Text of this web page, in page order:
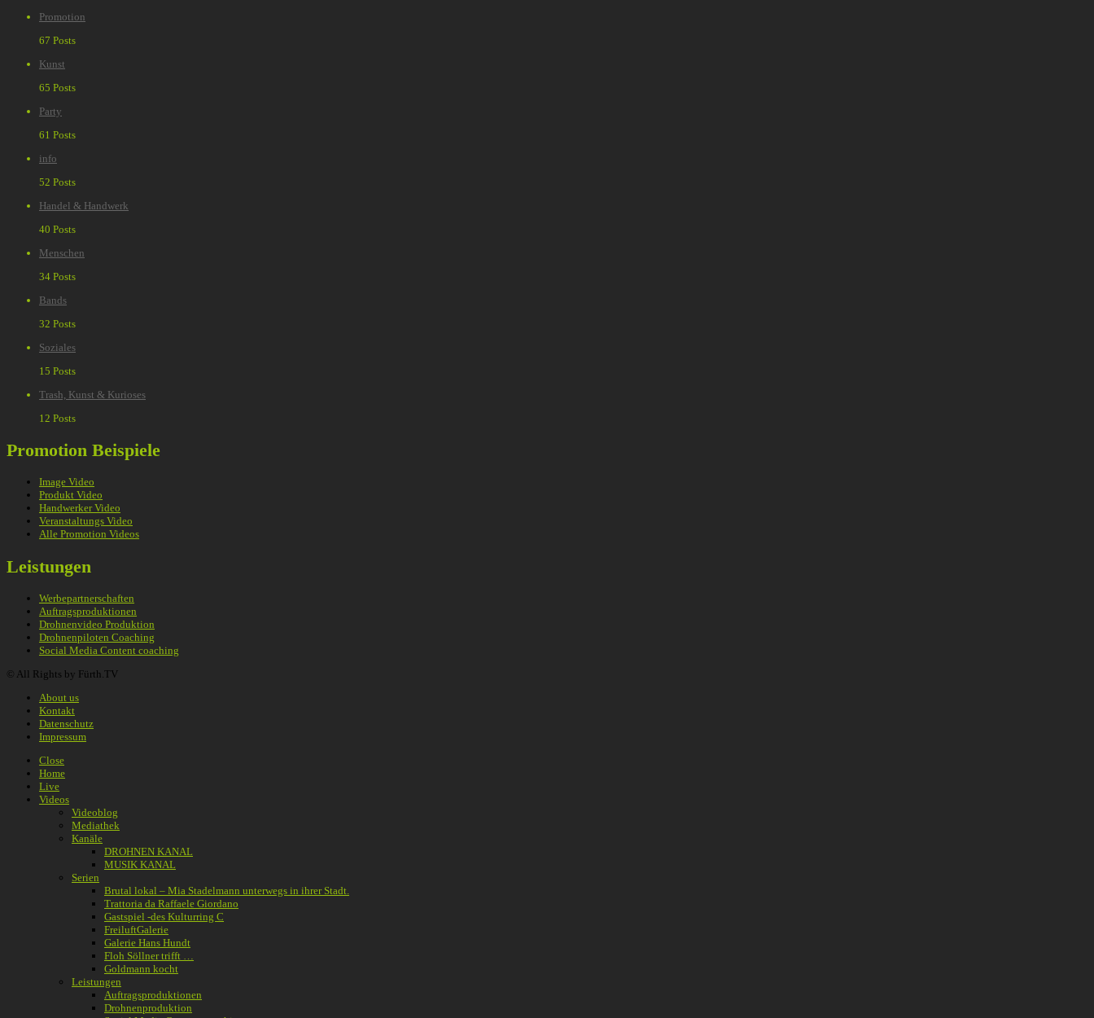
Promotion
67 Posts
Kunst
65 Posts
Party
61 Posts
info
52 Posts
Handel & Handwerk
40 Posts
Menschen
34 Posts
Bands
32 Posts
Soziales
15 Posts
Trash, Kunst & Kurioses
12 Posts
Promotion Beispiele
Image Video
Produkt Video
Handwerker Video
Veranstaltungs Video
Alle Promotion Videos
Leistungen
Werbepartnerschaften
Auftragsproduktionen
Drohnenvideo Produktion
Drohnenpiloten Coaching
Social Media Content coaching
© All Rights by Fürth.TV
About us
Kontakt
Datenschutz
Impressum
Close
Home
Live
Videos
Videoblog
Mediathek
Kanäle
DROHNEN KANAL
MUSIK KANAL
Serien
Brutal lokal – Mia Stadelmann unterwegs in ihrer Stadt.
Trattoria da Raffaele Giordano
Gastspiel -des Kulturring C
FreiluftGalerie
Galerie Hans Hundt
Floh Söllner trifft …
Goldmann kocht
Leistungen
Auftragsproduktionen
Drohnenproduktion